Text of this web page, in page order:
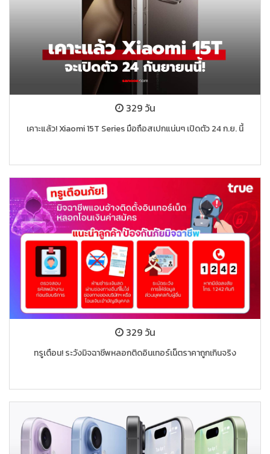
329 วัน
เคาะแล้ว! Xiaomi 15T Series มือถือสเปกแน่นๆ เปิดตัว 24 ก.ย. นี้
329 วัน
ทรูเตือน! ระวังมิจฉาชีพหลอกติดอินเทอร์เน็ตราคาถูกเกินจริง